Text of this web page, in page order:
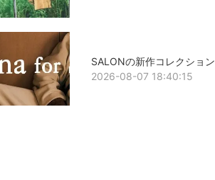
SALONの新作コレクション
2026-08-07 18:40:15